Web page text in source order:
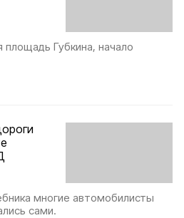
площадь Губкина, начало
многие автомобилисты
сами.